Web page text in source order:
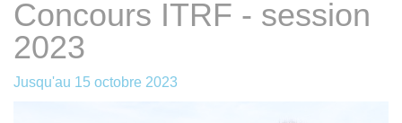
Concours ITRF - session
2023
Jusqu'au 15 octobre 2023